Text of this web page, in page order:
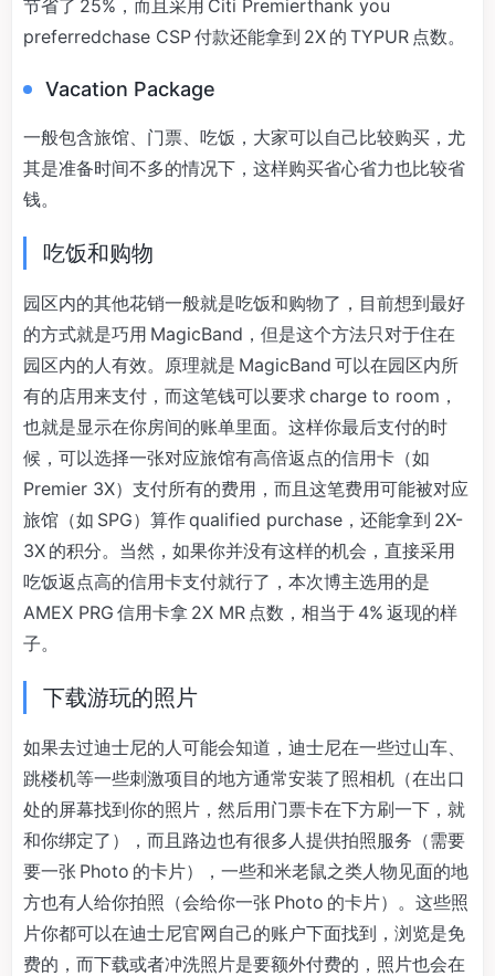
节省了 25%，而且采用 Citi Premierthank you
preferredchase CSP 付款还能拿到 2X 的 TYPUR 点数。
Vacation Package
一般包含旅馆、门票、吃饭，大家可以自己比较购买，尤
其是准备时间不多的情况下，这样购买省心省力也比较省
钱。
吃饭和购物
园区内的其他花销一般就是吃饭和购物了，目前想到最好
的方式就是巧用 MagicBand，但是这个方法只对于住在
园区内的人有效。原理就是 MagicBand 可以在园区内所
有的店用来支付，而这笔钱可以要求 charge to room，
也就是显示在你房间的账单里面。这样你最后支付的时
候，可以选择一张对应旅馆有高倍返点的信用卡（如
Premier 3X）支付所有的费用，而且这笔费用可能被对应
旅馆（如 SPG）算作 qualified purchase，还能拿到 2X-
3X 的积分。当然，如果你并没有这样的机会，直接采用
吃饭返点高的信用卡支付就行了，本次博主选用的是
AMEX PRG 信用卡拿 2X MR 点数，相当于 4% 返现的样
子。
下载游玩的照片
如果去过迪士尼的人可能会知道，迪士尼在一些过山车、
跳楼机等一些刺激项目的地方通常安装了照相机（在出口
处的屏幕找到你的照片，然后用门票卡在下方刷一下，就
和你绑定了），而且路边也有很多人提供拍照服务（需要
要一张 Photo 的卡片），一些和米老鼠之类人物见面的地
方也有人给你拍照（会给你一张 Photo 的卡片）。这些照
片你都可以在迪士尼官网自己的账户下面找到，浏览是免
费的，而下载或者冲洗照片是要额外付费的，照片也会在